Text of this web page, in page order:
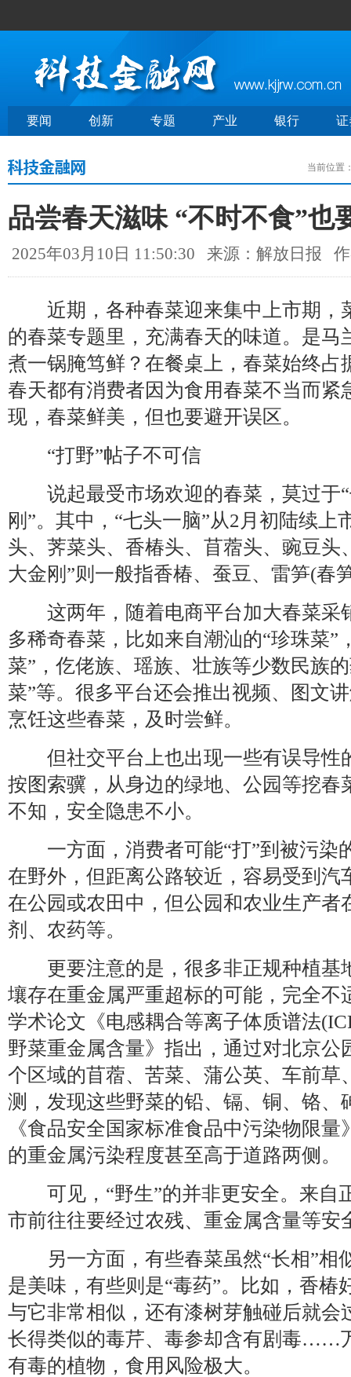
要闻 创新 专题 产业 银行 证
当前位置
品尝春天滋味 “不时不食”也
2025年03月10日 11:50:30 来源：解放日报
近期，各种春菜迎来集中上市期，
的春菜专题里，充满春天的味道。是马
煮一锅腌笃鲜？在餐桌上，春菜始终占
春天都有消费者因为食用春菜不当而紧
现，春菜鲜美，但也要避开误区。
“打野”帖子不可信
说起最受市场欢迎的春菜，莫过于“
刚”。其中，“七头一脑”从2月初陆续上
头、荠菜头、香椿头、苜蓿头、豌豆头
大金刚”则一般指香椿、蚕豆、雷笋(春
这两年，随着电商平台加大春菜采
多稀奇春菜，比如来自潮汕的“珍珠菜”
菜”，仡佬族、瑶族、壮族等少数民族
菜”等。很多平台还会推出视频、图文
烹饪这些春菜，及时尝鲜。
但社交平台上也出现一些有误导性
按图索骥，从身边的绿地、公园等挖春
不知，安全隐患不小。
一方面，消费者可能“打”到被污染
在野外，但距离公路较近，容易受到汽
在公园或农田中，但公园和农业生产者
剂、农药等。
更要注意的是，很多非正规种植基
壤存在重金属严重超标的可能，完全不
学术论文《电感耦合等离子体质谱法
野菜重金属含量》指出，通过对北京公
个区域的苜蓿、苦菜、蒲公英、车前草
测，发现这些野菜的铅、镉、铜、铬、
《食品安全国家标准食品中污染物限
的重金属污染程度甚至高于道路两侧。
可见，“野生”的并非更安全。来自
市前往往要经过农残、重金属含量等安
另一方面，有些春菜虽然“长相”相
是美味，有些则是“毒药”。比如，香椿
与它非常相似，还有漆树芽触碰后就会
长得类似的毒芹、毒参却含有剧毒……
有毒的植物，食用风险极大。